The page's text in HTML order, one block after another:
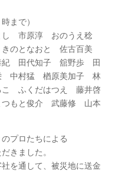
まで）
し 市原淳 おのうえ稔
のとなおと 佐古百美
紀 田代知子 舘野歩 田
中村猛 楢原美加子 林
ふくだはつえ 藤井啓
もと俊介 武藤修 山本
プロたちによる
きました。
を通して、被災地に送金